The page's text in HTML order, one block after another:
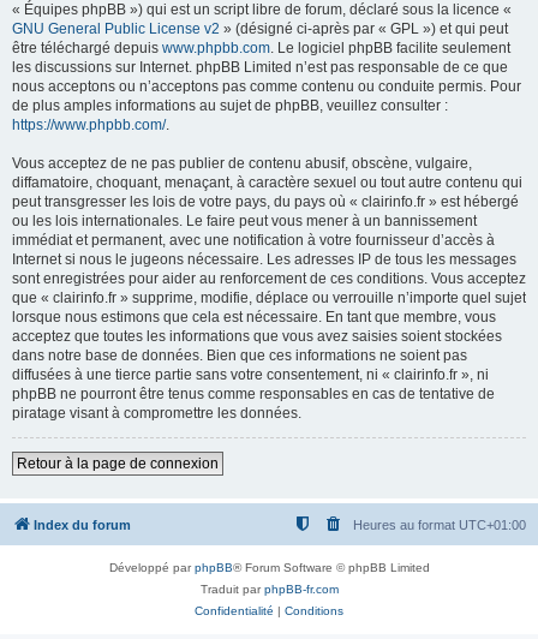
« Équipes phpBB ») qui est un script libre de forum, déclaré sous la licence «
GNU General Public License v2 » (désigné ci-après par « GPL ») et qui peut
être téléchargé depuis www.phpbb.com. Le logiciel phpBB facilite seulement
les discussions sur Internet. phpBB Limited n’est pas responsable de ce que
nous acceptons ou n’acceptons pas comme contenu ou conduite permis. Pour
de plus amples informations au sujet de phpBB, veuillez consulter :
https://www.phpbb.com/.
Vous acceptez de ne pas publier de contenu abusif, obscène, vulgaire,
diffamatoire, choquant, menaçant, à caractère sexuel ou tout autre contenu qui
peut transgresser les lois de votre pays, du pays où « clairinfo.fr » est hébergé
ou les lois internationales. Le faire peut vous mener à un bannissement
immédiat et permanent, avec une notification à votre fournisseur d’accès à
Internet si nous le jugeons nécessaire. Les adresses IP de tous les messages
sont enregistrées pour aider au renforcement de ces conditions. Vous acceptez
que « clairinfo.fr » supprime, modifie, déplace ou verrouille n’importe quel sujet
lorsque nous estimons que cela est nécessaire. En tant que membre, vous
acceptez que toutes les informations que vous avez saisies soient stockées
dans notre base de données. Bien que ces informations ne soient pas
diffusées à une tierce partie sans votre consentement, ni « clairinfo.fr », ni
phpBB ne pourront être tenus comme responsables en cas de tentative de
piratage visant à compromettre les données.
Retour à la page de connexion
Index du forum Heures au format UTC+01:00
Développé parphpBB® Forum Software © phpBB Limited
Traduit parphpBB-fr.com
Confidentialité | Conditions